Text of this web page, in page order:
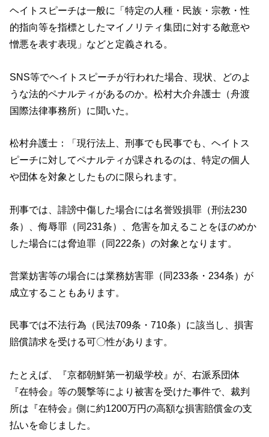
ヘイトスピーチは一般に「特定の人種・民族・宗教・性
的指向等を指標としたマイノリティ集団に対する敵意や
憎悪を表す表現」などと定義される。
SNS等でヘイトスピーチが行われた場合、現状、どのよ
うな法的ペナルティがあるのか。松村大介弁護士（舟渡
国際法律事務所）に聞いた。
松村弁護士：「現行法上、刑事でも民事でも、ヘイトス
ピーチに対してペナルティが課されるのは、特定の個人
や団体を対象としたものに限られます。
刑事では、誹謗中傷した場合には名誉毀損罪（刑法230
条）、侮辱罪（同231条）、危害を加えることをほのめか
した場合には脅迫罪（同222条）の対象となります。
営業妨害等の場合には業務妨害罪（同233条・234条）が
成立することもあります。
民事では不法行為（民法709条・710条）に該当し、損害
賠償請求を受ける可〇性があります。
たとえば、『京都朝鮮第一初級学校』が、右派系団体
『在特会』等の襲撃等により被害を受けた事件で、裁判
所は『在特会』側に約1200万円の高額な損害賠償金の支
払いを命じました。